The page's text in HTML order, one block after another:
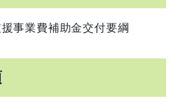
事業費補助金交付要綱